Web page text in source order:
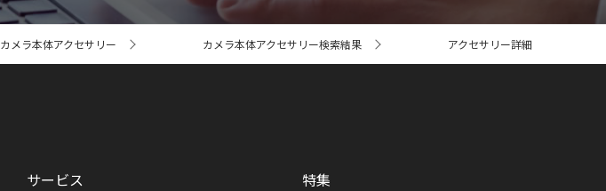
カメラ本体アクセサリー カメラ本体アクセサリー検索結果 アクセサリー詳細
サービス 特集